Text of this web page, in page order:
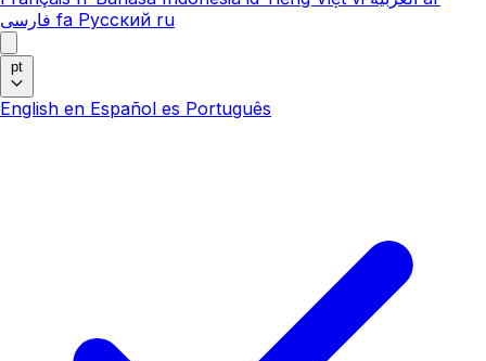
فارسی fa Русский ru
pt
English en Español es Português